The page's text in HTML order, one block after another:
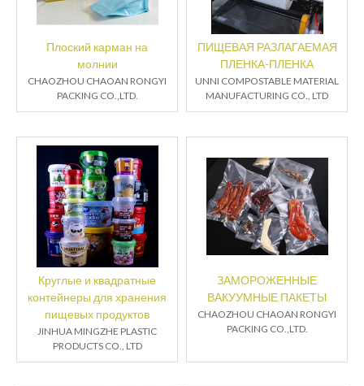
Плоский карман на
молнии
CHAOZHOU CHAOAN RONGYI
PACKING CO.,LTD.
ПИЩЕВАЯ РАЗЛАГАЕМАЯ
ПЛЕНКА-ПЛЕНКА
UNNI COMPOSTABLE MATERIAL
MANUFACTURING CO., LTD
Круглые и квадратные
контейнеры для хранения
пищевых продуктов
JINHUA MINGZHE PLASTIC
PRODUCTS CO., LTD
ЗАМОРОЖЕННЫЕ
ВАКУУМНЫЕ ПАКЕТЫ
CHAOZHOU CHAOAN RONGYI
PACKING CO.,LTD.